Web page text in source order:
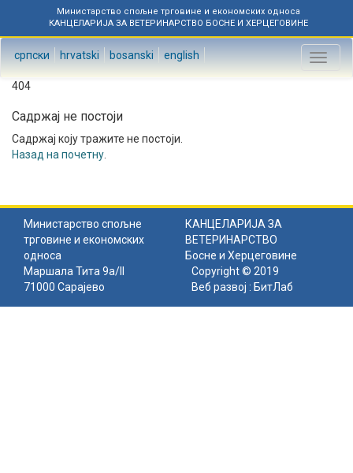
Министарство спољне трговине и економских односа
КАНЦЕЛАРИЈА ЗА ВЕТЕРИНАРСТВО БОСНЕ И ХЕРЦЕГОВИНЕ
српски hrvatski bosanski english
Toggle
404
Садржај не постоји
Садржај коју тражите не постоји.
Назад на почетну
Министарство спољне
трговине и економских
односа
КАНЦЕЛАРИЈА ЗА
ВЕТЕРИНАРСТВО
Босне и Херцеговине
Маршала Тита 9а/II
71000 Сарајево
Copyright © 2019
Веб развој : БитЛаб